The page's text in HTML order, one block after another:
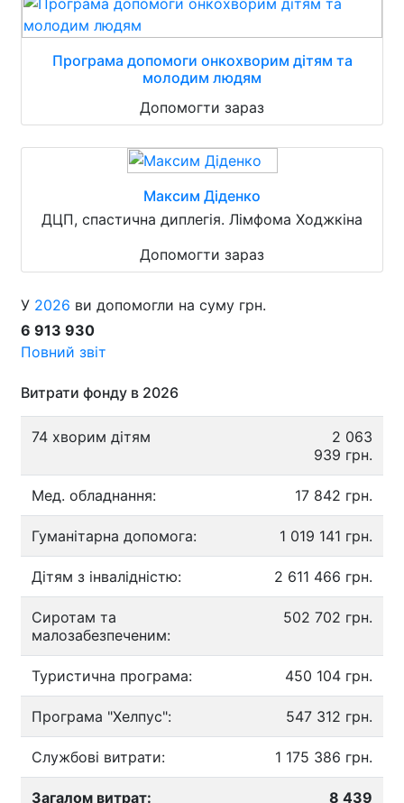
Програма допомоги онкохворим дітям та
молодим людям
Допомогти зараз
Максим Діденко
ДЦП, спастична диплегія. Лімфома Ходжкіна
Допомогти зараз
У 2026 ви допомогли на суму грн.
6 913 930
Повний звіт
Витрати фонду в 2026
74 хворим дітям
2 063
939 грн.
Мед. обладнання: 17 842 грн.
Гуманітарна допомога: 1 019 141 грн.
Дітям з інвалідністю: 2 611 466 грн.
Сиротам та
малозабезпеченим:
502 702 грн.
Туристична програма: 450 104 грн.
Програма "Хелпус": 547 312 грн.
Службові витрати: 1 175 386 грн.
Загалом витрат: 8 439